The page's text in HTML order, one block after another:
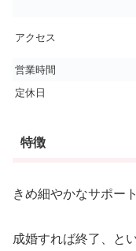
アクセス
営業時間
定休日
特徴
きめ細やかなサポー
成婚すれば終了、と